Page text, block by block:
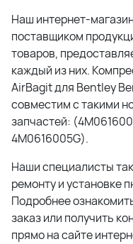
Наш интернет-
поставщиком
товаров,
каждый из них.
AirBagit для Bentley
совместим с такими
запчастей:
4M0616005G).
Наши специалисты
ремонту и установке
Подробнее
заказ или получить
прямо на сайте